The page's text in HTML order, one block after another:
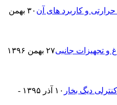
و کاربرد های آن
۳۰ بهمن
و تجهیزات جانبی
۲۷ بهمن ۱۳۹۶
دیگ بخار
۱۰ آذر ۱۳۹۵ -